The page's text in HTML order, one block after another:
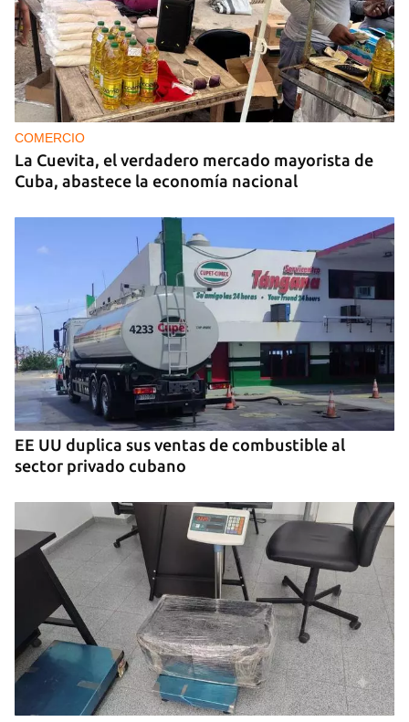
MIAMI
La hija de un diplomático castrista expulsado de
EE UU en 2003 está bajo custodia del ICE
COMERCIO
La Cuevita, el verdadero mercado mayorista de
Cuba, abastece la economía nacional
EE UU duplica sus ventas de combustible al
sector privado cubano